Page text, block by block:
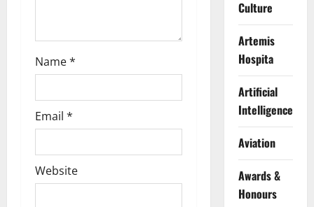
Name*
Email *
Website
Culture
Artemis
Hospita
Artificial
Intelligence
Aviation
Awards &
Honours